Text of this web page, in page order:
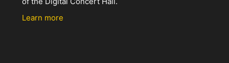
Learn more